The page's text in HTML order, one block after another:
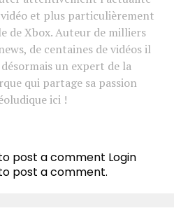
et plus particulièrement
de Xbox. Auteur de milliers
de centaines de vidéos il
un expert de la
qui partage sa passion
ici !
post a comment Login
post a comment.